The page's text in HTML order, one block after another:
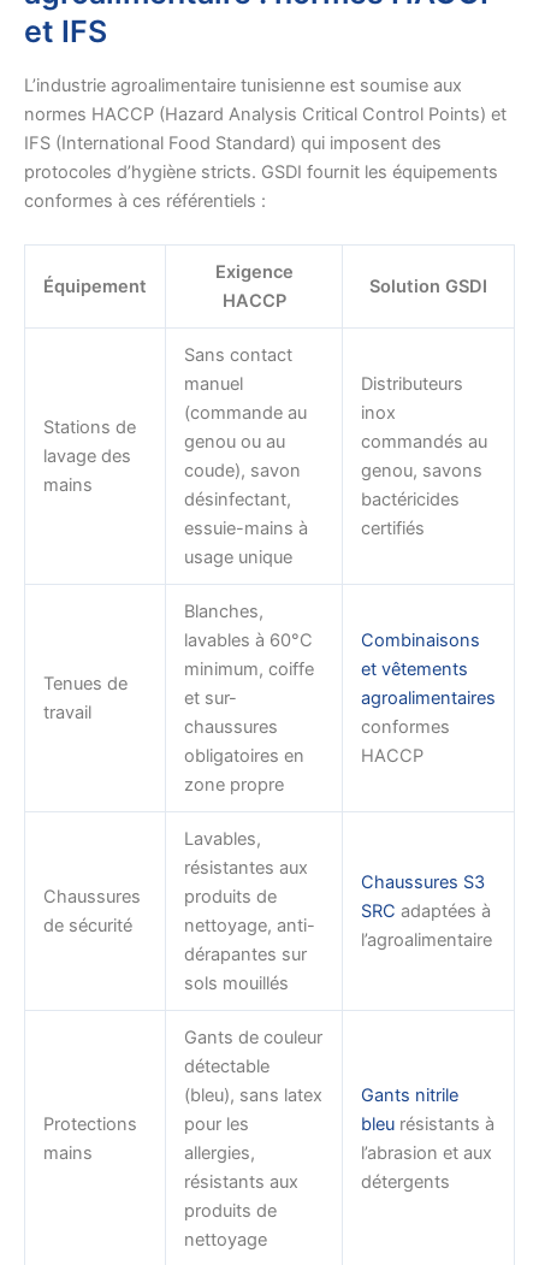
et IFS
L’industrie agroalimentaire tunisienne est soumise aux
normes HACCP (Hazard Analysis Critical Control Points) et
IFS (International Food Standard) qui imposent des
protocoles d’hygiène stricts. GSDI fournit les équipements
conformes à ces référentiels :
Équipement
Exigence
HACCP
Solution GSDI
Stations de
lavage des
mains
Sans contact
manuel
(commande au
genou ou au
coude), savon
désinfectant,
essuie-mains à
usage unique
Distributeurs
inox
commandés au
genou, savons
bactéricides
certifiés
Tenues de
travail
Blanches,
lavables à 60°C
minimum, coiffe
et sur-
chaussures
obligatoires en
zone propre
Combinaisons
et vêtements
agroalimentaires
conformes
HACCP
Chaussures
de sécurité
Lavables,
résistantes aux
produits de
nettoyage, anti-
dérapantes sur
sols mouillés
Chaussures S3
SRC adaptées à
l’agroalimentaire
Protections
mains
Gants de couleur
détectable
(bleu), sans latex
pour les
allergies,
résistants aux
produits de
nettoyage
Gants nitrile
bleurésistants à
l’abrasion et aux
détergents